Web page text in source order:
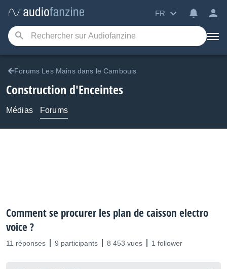
FR
Forums Les Mains dans le Cambouis
Construction d'Enceintes
Médias Forums
Comment se procurer les plan de caisson electro
voice ?
11 réponses 9 participants 8 453 vues 1 follower